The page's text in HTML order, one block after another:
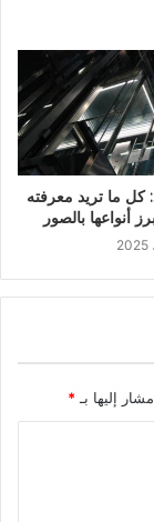
كل ما تريد معرفته
أنواعها بالصور
إليها بـ *